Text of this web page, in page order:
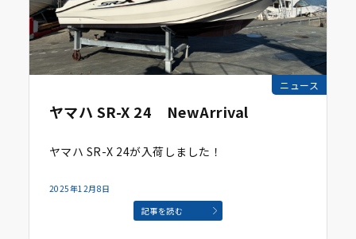
ニュース
ヤマハ SR-X 24 NewArrival
ヤマハ SR-X 24が入荷しました！
2025年12月8日
記事を読む